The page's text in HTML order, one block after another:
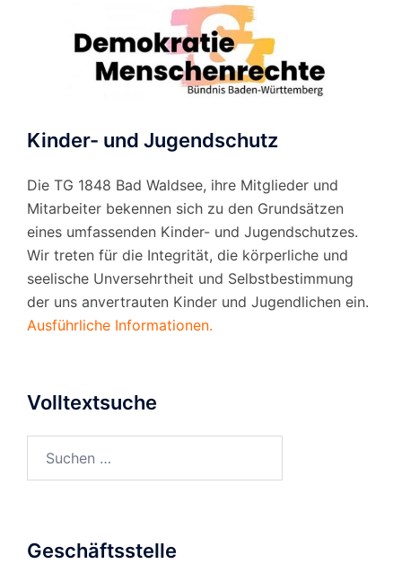
Kinder- und Jugendschutz
Die TG 1848 Bad Waldsee, ihre Mitglieder und
Mitarbeiter bekennen sich zu den Grundsätzen
eines umfassenden Kinder- und Jugendschutzes.
Wir treten für die Integrität, die körperliche und
seelische Unversehrtheit und Selbstbestimmung
der uns anvertrauten Kinder und Jugendlichen ein.
Ausführliche Informationen.
Volltextsuche
Geschäftsstelle